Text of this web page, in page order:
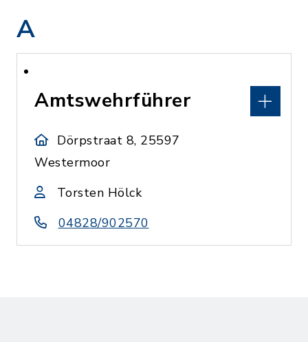
A
Amtswehrführer
Dörpstraat 8, 25597
Westermoor
Torsten Hölck
04828/902570